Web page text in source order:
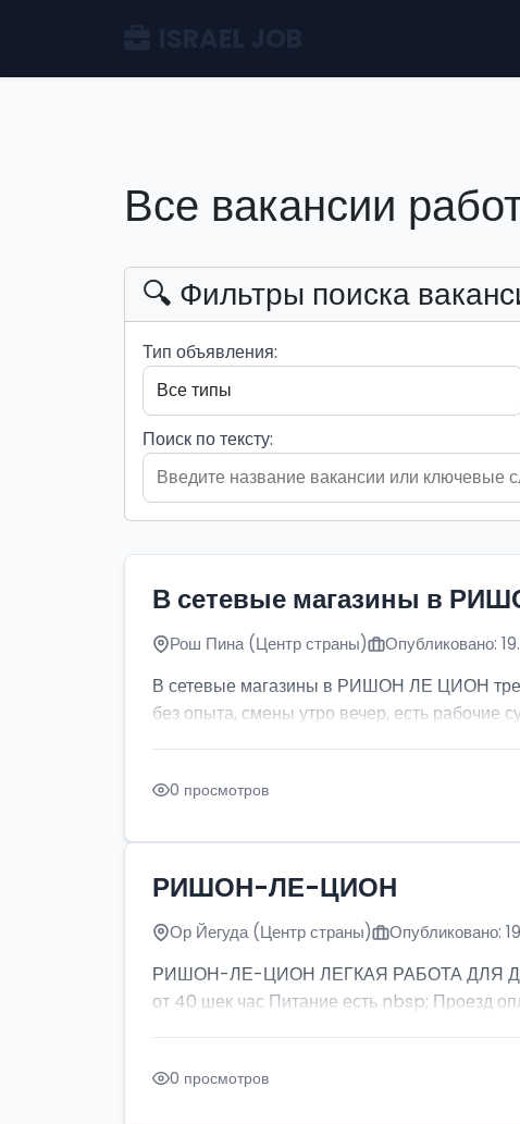
Все вакансии
🔍 Фильтры поиска
Тип объявления:
Поиск по тексту:
В сетевые магазины в
Рош Пина (Центр страны) Опубликовано:
В сетевые магазины в РИШОН ЛЕ ЦИОН
без опыта, смены утро вечер, есть рабочие
0 просмотров
РИШОН-ЛЕ-ЦИОН
Ор Йегуда (Центр страны) Опубликовано:
РИШОН-ЛЕ-ЦИОН ЛЕГКАЯ РАБОТА ДЛЯ
от 40 шек час Питание есть nbsp; Проезд
0 просмотров